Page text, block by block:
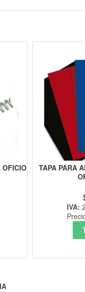
OFICIO
TAPA PARA
IVA: